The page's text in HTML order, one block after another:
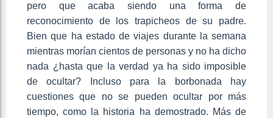
pero que acaba siendo una forma de
reconocimiento de los trapicheos de su padre.
Bien que ha estado de viajes durante la semana
mientras morían cientos de personas y no ha dicho
nada ¿hasta que la verdad ya ha sido imposible
de ocultar? Incluso para la borbonada hay
cuestiones que no se pueden ocultar por más
tiempo, como la historia ha demostrado. Más de